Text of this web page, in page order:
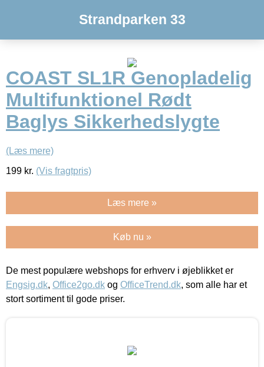
Strandparken 33
COAST SL1R Genopladelig
Multifunktionel Rødt
Baglys Sikkerhedslygte
(Læs mere)
199 kr. (Vis fragtpris)
Læs mere »
Køb nu »
De mest populære webshops for erhverv i øjeblikket er
Engsig.dk, Office2go.dk og OfficeTrend.dk, som alle har et
stort sortiment til gode priser.